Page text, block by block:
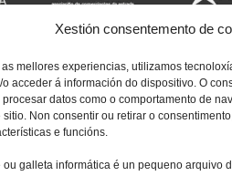
Xestión consentemento de
mellores experiencias, utilizamos
acceder á información do dispositivo. O
datos como o comportamento de
sitio. Non consentir ou retirar o
e funcións.
ou galleta informática é un pequeno arquivo